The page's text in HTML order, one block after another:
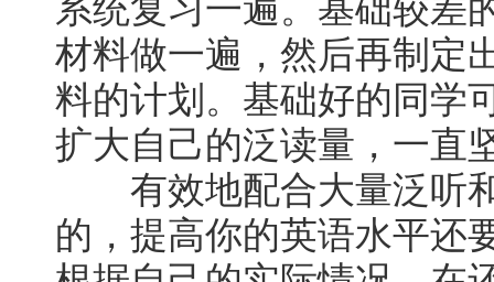
系统复习一遍。基础较差
材料做一遍，然后再制定
料的计划。基础好的同学
扩大自己的泛读量，一直
有效地配合大量泛听
的，提高你的英语水平还